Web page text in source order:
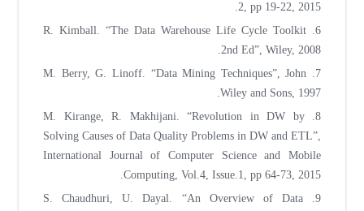
2, pp 19-22, 2015.
6. R. Kimball. “The Data Warehouse Life Cycle Toolkit
2nd Ed”, Wiley, 2008.
7. M. Berry, G. Linoff. “Data Mining Techniques”, John
Wiley and Sons, 1997.
8. M. Kirange, R. Makhijani. “Revolution in DW by
Solving Causes of Data Quality Problems in DW and ETL”,
International Journal of Computer Science and Mobile
Computing, Vol.4, Issue.1, pp 64-73, 2015.
9. S. Chaudhuri, U. Dayal. “An Overview of Data